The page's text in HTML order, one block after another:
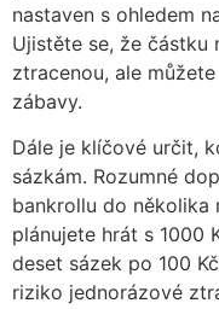
nastaven s ohledem
Ujistěte se, že částku
ztracenou, ale
zábavy.
Dále je klíčové určit,
sázkám. Rozumné
bankrollu do několika
plánujete hrát s 1000
deset sázek po 100
riziko jednorázové